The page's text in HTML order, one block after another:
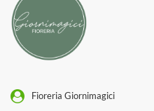
Fioreria Giornimagici